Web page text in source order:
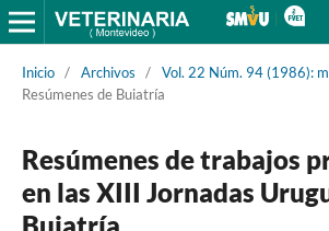
Inicio / Archivos / Vol. 22 Núm. 94 (1986):
Resúmenes de Buiatría
Resúmenes de trabajos
en las XIII Jornadas